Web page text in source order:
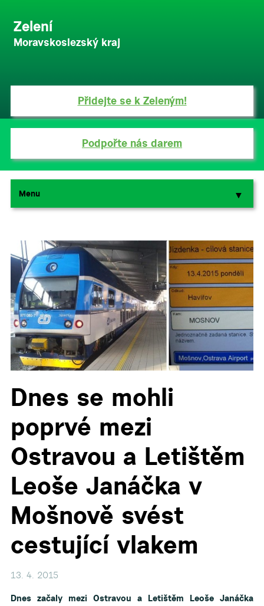
Zelení
Moravskoslezský kraj
Přidejte se k Zeleným!
Podpořte nás darem
Menu ▼
▼
▼
Dnes se mohli
poprvé mezi
Ostravou a Letištěm
Leoše Janáčka v
Mošnově svést
cestující vlakem
13. 4. 2015
Dnes začaly mezi Ostravou a Letištěm Leoše Janáčka